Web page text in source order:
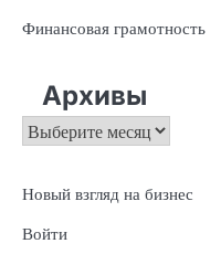
Финансовая грамотность
Архивы
Архивы
Новый взгляд на бизнес
Войти